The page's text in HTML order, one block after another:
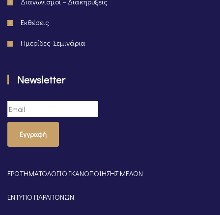
Εκθέσεις
Ημερίδες-Σεμινάρια
Newsletter
Εγγραφή
ΕΡΩΤΗΜΑΤΟΛΟΓΙΟ ΙΚΑΝΟΠΟΙΗΣΗΣ ΜΕΛΩΝ
ΕΝΤΥΠΟ ΠΑΡΑΠΟΝΩΝ